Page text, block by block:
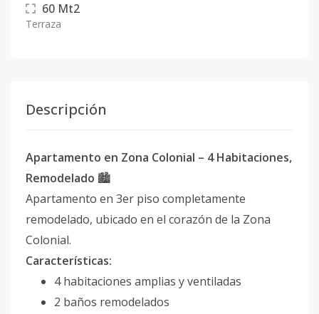
60 Mt2
Terraza
Descripción
Apartamento en Zona Colonial – 4 Habitaciones,
Remodelado 🏙️
Apartamento en 3er piso completamente
remodelado, ubicado en el corazón de la Zona
Colonial.
Características:
4 habitaciones amplias y ventiladas
2 baños remodelados